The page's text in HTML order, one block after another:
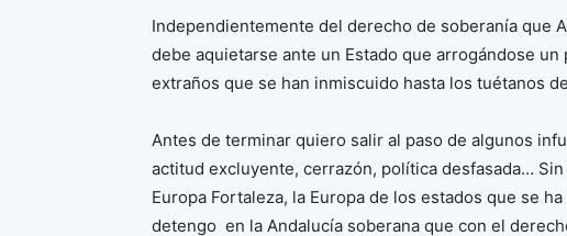
Independientemente del derecho de soberanía que
debe aquietarse ante un Estado que arrogándose
extraños que se han inmiscuido hasta los tuétanos
Antes de terminar quiero salir al paso de algunos
actitud excluyente, cerrazón, política desfasada…
Europa Fortaleza, la Europa de los estados que se
detengo en la Andalucía soberana que con el